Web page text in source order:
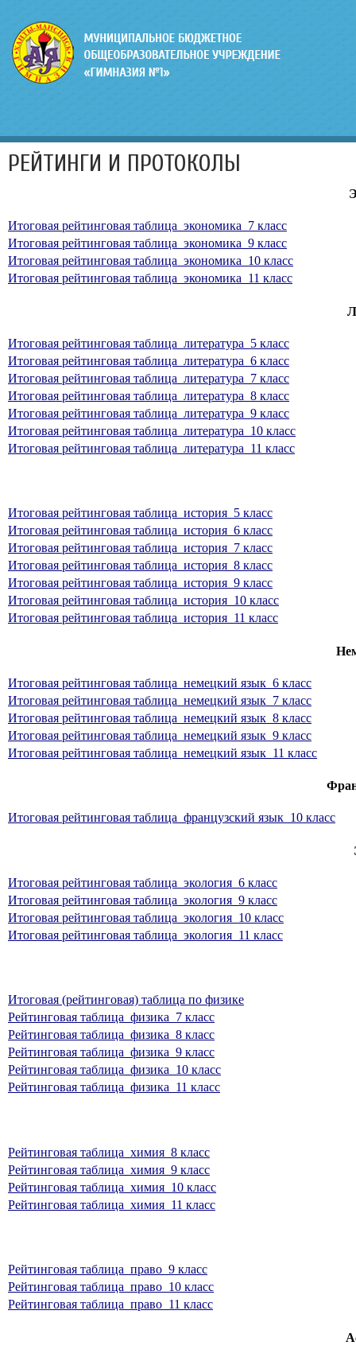
РЕЙТИНГИ И ПРОТОКОЛЫ
Итоговая рейтинговая таблица_экономика_7 класс
Итоговая рейтинговая таблица_экономика_9 класс
Итоговая рейтинговая таблица_экономика_10 класс
Итоговая рейтинговая таблица_экономика_11 класс
Итоговая рейтинговая таблица_литература_5 класс
Итоговая рейтинговая таблица_литература_6 класс
Итоговая рейтинговая таблица_литература_7 класс
Итоговая рейтинговая таблица_литература_8 класс
Итоговая рейтинговая таблица_литература_9 класс
Итоговая рейтинговая таблица_литература_10 класс
Итоговая рейтинговая таблица_литература_11 класс
Итоговая рейтинговая таблица_история_5 класс
Итоговая рейтинговая таблица_история_6 класс
Итоговая рейтинговая таблица_история_7 класс
Итоговая рейтинговая таблица_история_8 класс
Итоговая рейтинговая таблица_история_9 класс
Итоговая рейтинговая таблица_история_10 класс
Итоговая рейтинговая таблица_история_11 класс
Итоговая рейтинговая таблица_немецкий язык_6 класс
Итоговая рейтинговая таблица_немецкий язык_7 класс
Итоговая рейтинговая таблица_немецкий язык_8 класс
Итоговая рейтинговая таблица_немецкий язык_9 класс
Итоговая рейтинговая таблица_немецкий язык_11 класс
Итоговая рейтинговая таблица_французский язык_10 класс
Итоговая рейтинговая таблица_экология_6 класс
Итоговая рейтинговая таблица_экология_9 класс
Итоговая рейтинговая таблица_экология_10 класс
Итоговая рейтинговая таблица_экология_11 класс
Итоговая (рейтинговая) таблица по физике
Рейтинговая таблица_физика_7 класс
Рейтинговая таблица_физика_8 класс
Рейтинговая таблица_физика_9 класс
Рейтинговая таблица_физика_10 класс
Рейтинговая таблица_физика_11 класс
Рейтинговая таблица_химия_8 класс
Рейтинговая таблица_химия_9 класс
Рейтинговая таблица_химия_10 класс
Рейтинговая таблица_химия_11 класс
Рейтинговая таблица_право_9 класс
Рейтинговая таблица_право_10 класс
Рейтинговая таблица_право_11 класс